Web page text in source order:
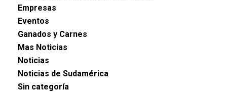
Empresas
Eventos
Ganados y Carnes
Mas Noticias
Noticias
Noticias de Sudamérica
Sin categoría